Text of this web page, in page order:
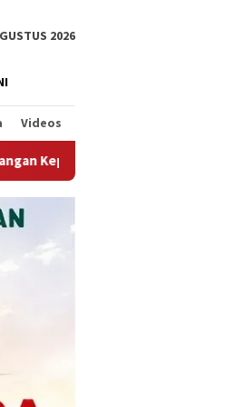
2026
Videos
Komitmen Dukung Hilirisasi Industri